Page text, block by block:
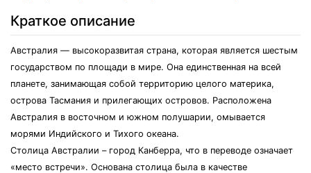
Краткое описание
Австралия — высокоразвитая страна, которая является шестым
государством по площади в мире. Она единственная на всей
планете, занимающая собой территорию целого материка,
острова Тасмания и прилегающих островов. Расположена
Австралия в восточном и южном полушарии, омывается
морями Индийского и Тихого океана.
Столица Австралии – город Канберра, что в переводе означает
«место встречи». Основана столица была в качестве